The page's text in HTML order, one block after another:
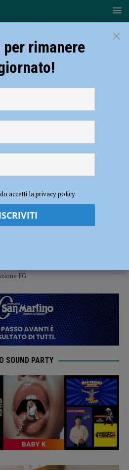
dell’1,6 per cento in un anno
giovanili in lieve
FG
SOUND PARTY
×
rimanere
accetti la privacy policy